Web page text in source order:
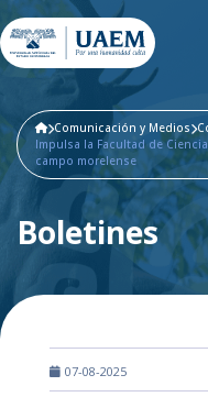
Comunicación y Medios
Impulsa la Facultad de
campo morelense
Boletines
07-08-2025